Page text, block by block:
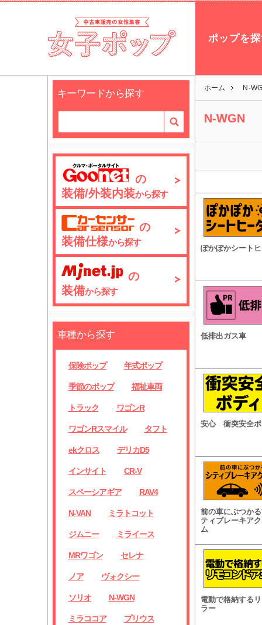
ホーム N-
N-WGN
ぽかぽかシート
低排出ガス車
安心 衝突安全
前の車にぶつか
ティブレーキア
ム
電動で格納する
ラー
キーワードから探す
の
装備/外装内装から探す
の
装備仕様から探す
の
装備から探す
車種から探す
保険ポップ 年式ポップ
季節のポップ 福祉車両
トラック ワゴンR
ワゴンRスマイル タフト
ekクロス デリカD5
インサイト CR-V
スペーシアギア RAV4
N-VAN ミラトコット
ジムニー ミライース
MRワゴン セレナ
ノア ヴォクシー
ソリオ N-WGN
ミラココア プリウス
ポップを